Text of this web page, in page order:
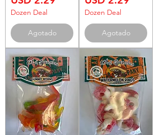
Dozen Deal
Agotado
Dozen Deal
Agotado